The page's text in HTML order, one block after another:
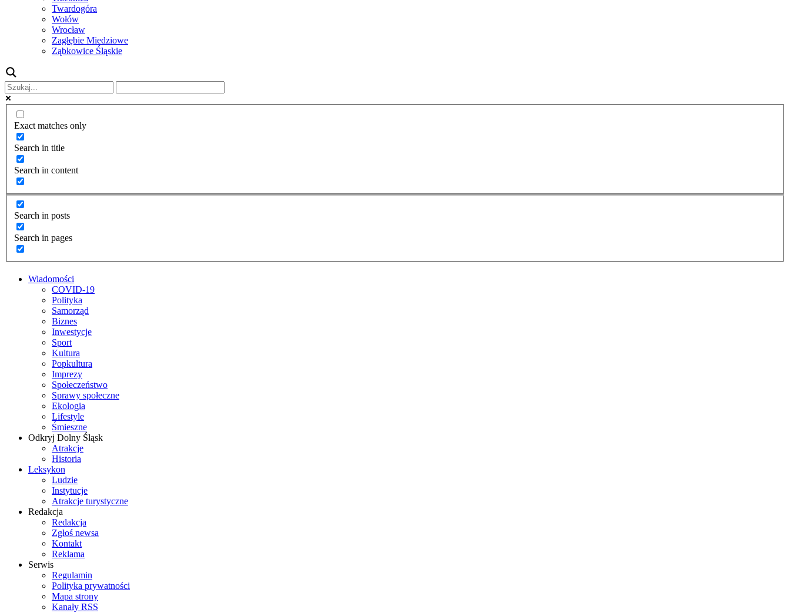
Twardogóra
Wołów
Wrocław
Zagłębie Miedziowe
Ząbkowice Śląskie
Exact matches only
Search in title
Search in content
Search in posts
Search in pages
Wiadomości
COVID-19
Polityka
Samorząd
Biznes
Inwestycje
Sport
Kultura
Popkultura
Imprezy
Społeczeństwo
Sprawy społeczne
Ekologia
Lifestyle
Śmieszne
Odkryj Dolny Śląsk
Atrakcje
Historia
Leksykon
Ludzie
Instytucje
Atrakcje turystyczne
Redakcja
Redakcja
Zgłoś newsa
Kontakt
Reklama
Serwis
Regulamin
Polityka prywatności
Mapa strony
Kanały RSS